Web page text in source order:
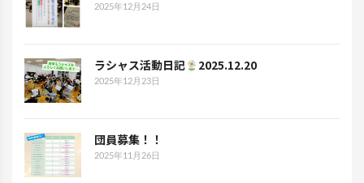
2025年12月24日
ラシャス活動日記 2025.12.20
2025年12月23日
団員募集！！
2025年11月26日